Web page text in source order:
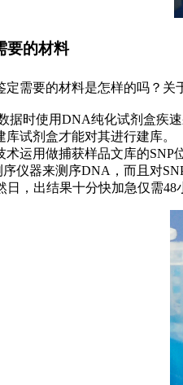
要的材料
需要的材料是怎样的吗？
据时使用DNA纯化试剂盒疾
试剂盒才能对其进行建库。
术运用做捕获样品文库的SNP
仪器来测序DNA，而且对
日，出结果十分快加急仅需48